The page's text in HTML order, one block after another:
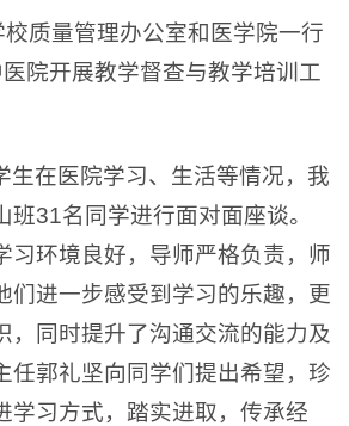
质量管理办公室和医学院一行
院开展教学督查与教学培训工
生在医院学习、生活等情况，我
班31名同学进行面对面座谈。
习环境良好，导师严格负责，师
们进一步感受到学习的乐趣，更
，同时提升了沟通交流的能力及
任郭礼坚向同学们提出希望，珍
学习方式，踏实进取，传承经